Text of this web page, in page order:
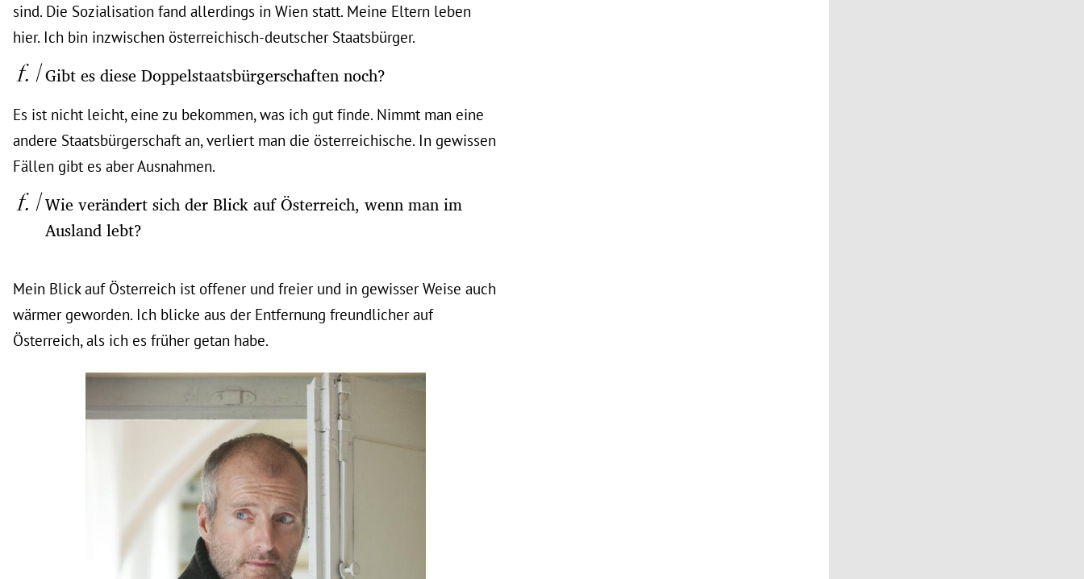
sind. Die Sozialisation fand allerdings in Wien statt. Meine Eltern leben
hier. Ich bin inzwischen österreichisch-deutscher Staatsbürger.
Gibt es diese Doppelstaatsbürgerschaften noch?
Es ist nicht leicht, eine zu bekommen, was ich gut finde. Nimmt man eine
andere Staatsbürgerschaft an, verliert man die österreichische. In gewissen
Fällen gibt es aber Ausnahmen.
Wie verändert sich der Blick auf Österreich, wenn man im
Ausland lebt?
Mein Blick auf Österreich ist offener und freier und in gewisser Weise auch
wärmer geworden. Ich blicke aus der Entfernung freundlicher auf
Österreich, als ich es früher getan habe.